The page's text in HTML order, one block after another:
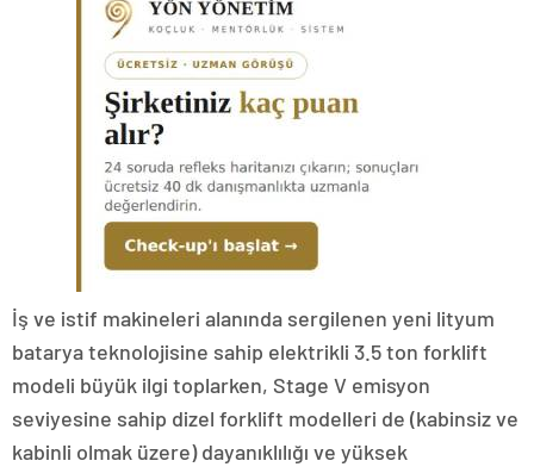
İş ve istif makineleri alanında sergilenen yeni lityum
batarya teknolojisine sahip elektrikli 3.5 ton forklift
modeli büyük ilgi toplarken, Stage V emisyon
seviyesine sahip dizel forklift modelleri de (kabinsiz ve
kabinli olmak üzere) dayanıklılığı ve yüksek